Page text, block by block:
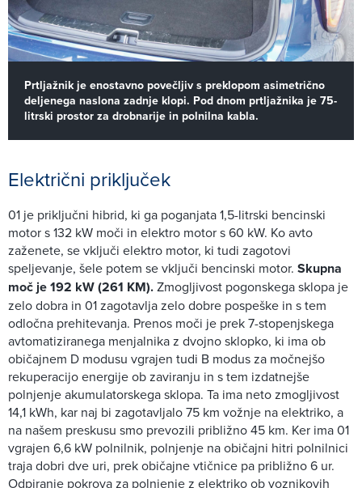
Prtljažnik je enostavno povečljiv s preklopom asimetrično
deljenega naslona zadnje klopi. Pod dnom prtljažnika je 75-
litrski prostor za drobnarije in polnilna kabla.
Električni priključek
01 je priključni hibrid, ki ga poganjata 1,5-litrski bencinski
motor s 132 kW moči in elektro motor s 60 kW. Ko avto
zaženete, se vključi elektro motor, ki tudi zagotovi
speljevanje, šele potem se vključi bencinski motor. Skupna
moč je 192 kW (261 KM).Zmogljivost pogonskega sklopa je
zelo dobra in 01 zagotavlja zelo dobre pospeške in s tem
odločna prehitevanja. Prenos moči je prek 7-stopenjskega
avtomatiziranega menjalnika z dvojno sklopko, ki ima ob
običajnem D modusu vgrajen tudi B modus za močnejšo
rekuperacijo energije ob zaviranju in s tem izdatnejše
polnjenje akumulatorskega sklopa. Ta ima neto zmogljivost
14,1 kWh, kar naj bi zagotavljalo 75 km vožnje na elektriko, a
na našem preskusu smo prevozili približno 45 km. Ker ima 01
vgrajen 6,6 kW polnilnik, polnjenje na običajni hitri polnilnici
traja dobri dve uri, prek običajne vtičnice pa približno 6 ur.
Odpiranje pokrova za polnjenje z elektriko ob voznikovih